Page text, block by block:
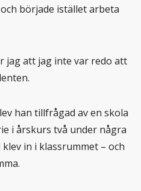
började istället arbeta
jag att jag inte var redo att
han tillfrågad av en skola
i årskurs två under några
in i klassrummet – och